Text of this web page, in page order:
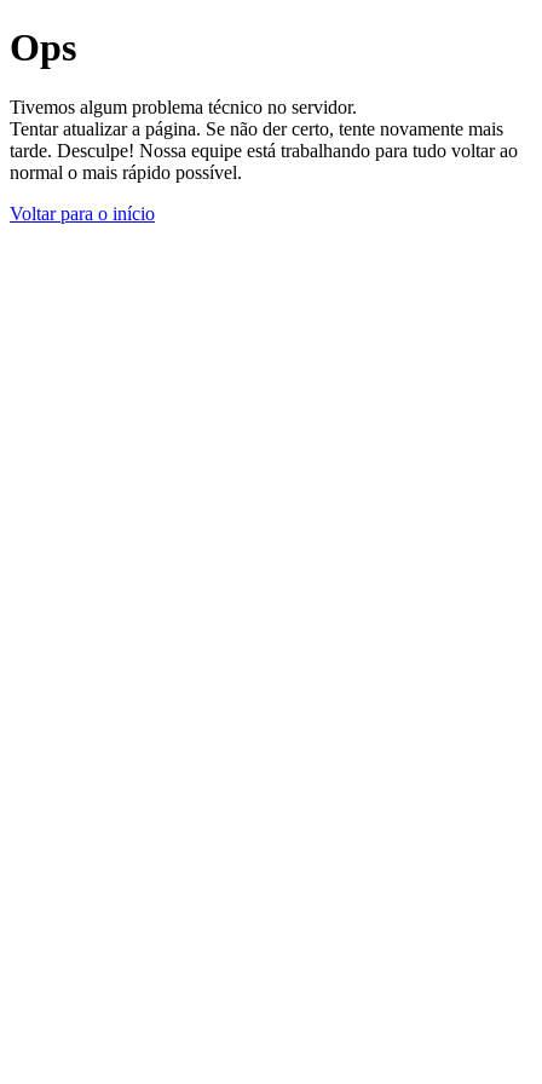
Ops
Tivemos algum problema técnico no servidor.
Tentar atualizar a página. Se não der certo, tente novamente mais
tarde. Desculpe! Nossa equipe está trabalhando para tudo voltar ao
normal o mais rápido possível.
Voltar para o início